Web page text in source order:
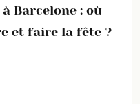
Barcelone : où
et faire la fête ?